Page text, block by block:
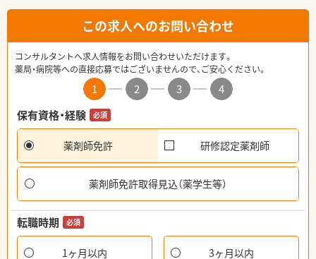
この求人へのお問い合わせ
コンサルタントへ求人情報をお問い合わせいただけます。
薬局・病院等への直接応募ではございませんので、ご安心ください。
1 2 3
4
保有資格・経験
必須
薬剤師免許 研修認定薬剤師
薬剤師免許取得見込（薬学生等）
転職時期 必須
1ヶ月以内 3ヶ月以内